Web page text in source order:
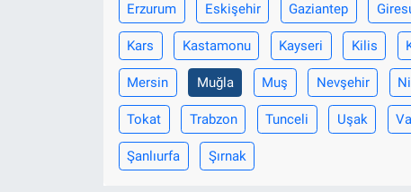
Erzurum Eskişehir Gaziantep
Kars Kastamonu Kayseri Kilis
Mersin Muğla Muş Nevşehir
Tokat Trabzon Tunceli Uşak
Şanlıurfa Şırnak